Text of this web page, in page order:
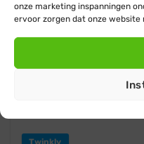
onze marketing inspanningen
ervoor zorgen dat onze
Twinkly